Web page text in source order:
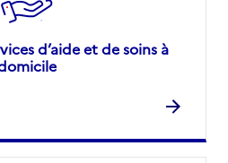
d’aide et de soins à